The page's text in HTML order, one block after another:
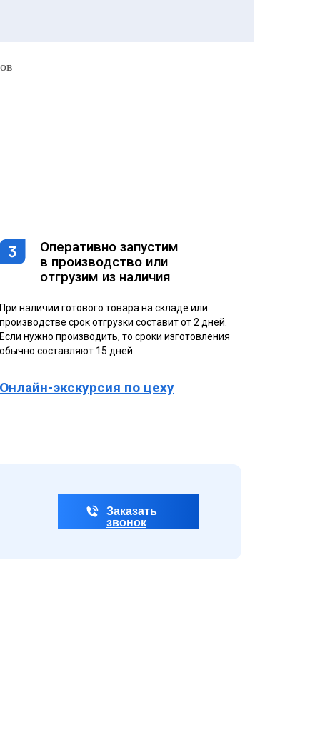
Оперативно запустим
в производство или
отгрузим из наличия
При наличии готового товара на складе или
производстве срок отгрузки составит от 2 дней.
Если нужно производить, то сроки изготовления
обычно составляют 15 дней.
Онлайн-экскурсия по цеху
Заказать
звонок